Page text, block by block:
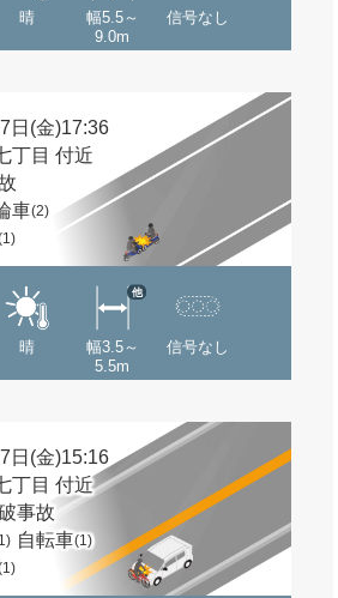
晴
幅5.5～
9.0m
信号なし
日(金)17:36
丁目 付近
車(2)
晴
幅3.5～
5.5m
他
信号なし
日(金)15:16
丁目 付近
事故
自転車(1)